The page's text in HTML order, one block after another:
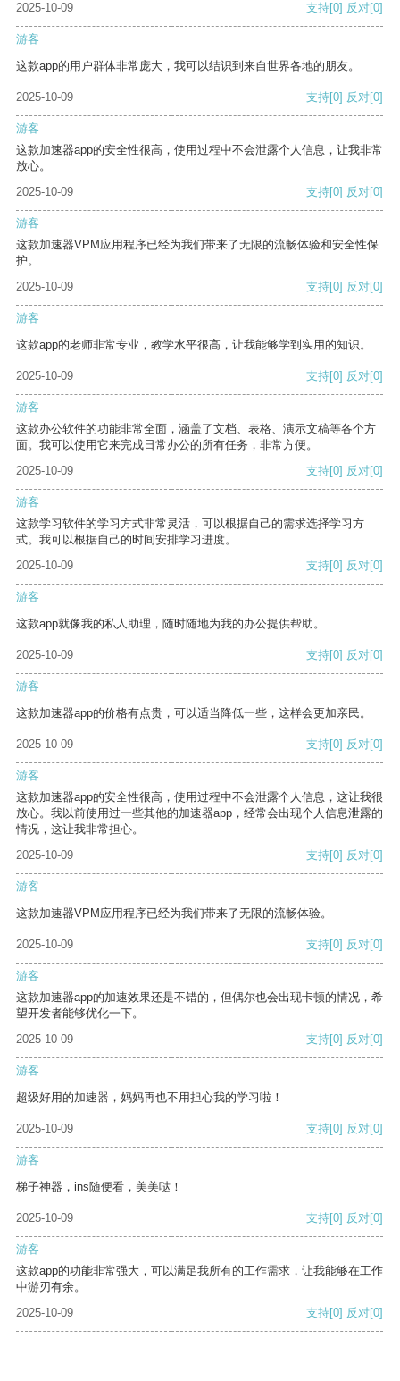
2025-10-09 支持[0] 反对[0]
游客
这款app的用户群体非常庞大，我可以结识到来自世界各地的朋友。
2025-10-09 支持[0] 反对[0]
游客
这款加速器app的安全性很高，使用过程中不会泄露个人信息，让我非常
放心。
2025-10-09
支持[0] 反对[0]
游客
这款加速器VPM应用程序已经为我们带来了无限的流畅体验和安全性保
护。
2025-10-09
支持[0] 反对[0]
游客
这款app的老师非常专业，教学水平很高，让我能够学到实用的知识。
2025-10-09 支持[0] 反对[0]
游客
这款办公软件的功能非常全面，涵盖了文档、表格、演示文稿等各个方
面。我可以使用它来完成日常办公的所有任务，非常方便。
2025-10-09
支持[0] 反对[0]
游客
这款学习软件的学习方式非常灵活，可以根据自己的需求选择学习方
式。我可以根据自己的时间安排学习进度。
2025-10-09
支持[0] 反对[0]
游客
这款app就像我的私人助理，随时随地为我的办公提供帮助。
2025-10-09 支持[0] 反对[0]
游客
这款加速器app的价格有点贵，可以适当降低一些，这样会更加亲民。
2025-10-09 支持[0] 反对[0]
游客
这款加速器app的安全性很高，使用过程中不会泄露个人信息，这让我很
放心。我以前使用过一些其他的加速器app，经常会出现个人信息泄露的
情况，这让我非常担心。
2025-10-09
支持[0] 反对[0]
游客
这款加速器VPM应用程序已经为我们带来了无限的流畅体验。
2025-10-09 支持[0] 反对[0]
游客
这款加速器app的加速效果还是不错的，但偶尔也会出现卡顿的情况，希
望开发者能够优化一下。
2025-10-09
支持[0] 反对[0]
游客
超级好用的加速器，妈妈再也不用担心我的学习啦！
2025-10-09 支持[0] 反对[0]
游客
梯子神器，ins随便看，美美哒！
2025-10-09 支持[0] 反对[0]
游客
这款app的功能非常强大，可以满足我所有的工作需求，让我能够在工作
中游刃有余。
2025-10-09
支持[0] 反对[0]